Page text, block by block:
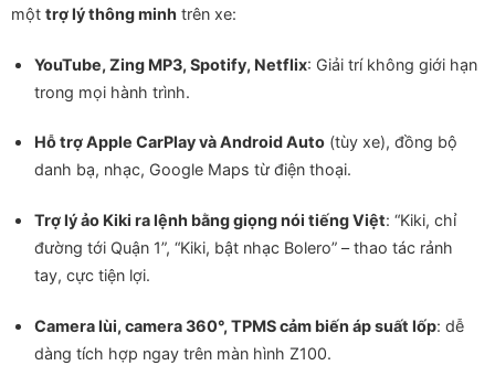
một trợ lý thông minh trên xe:
YouTube, Zing MP3, Spotify, Netflix: Giải trí không giới hạn
trong mọi hành trình.
Hỗ trợ Apple CarPlay và Android Auto(tùy xe), đồng bộ
danh bạ, nhạc, Google Maps từ điện thoại.
Trợ lý ảo Kiki ra lệnh bằng giọng nói tiếng Việt: “Kiki, chỉ
đường tới Quận 1”, “Kiki, bật nhạc Bolero” – thao tác rảnh
tay, cực tiện lợi.
Camera lùi, camera 360°, TPMS cảm biến áp suất lốp: dễ
dàng tích hợp ngay trên màn hình Z100.